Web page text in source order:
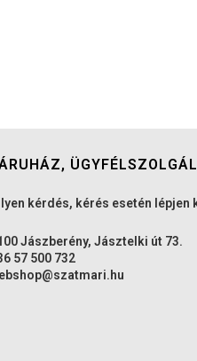
kérdés, kérés esetén lépjen
Jászberény, Jásztelki út 73.
57 500 732